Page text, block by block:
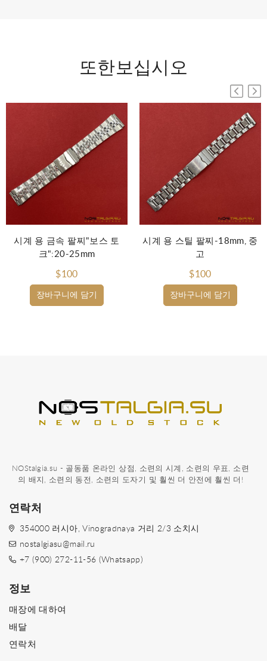
또한보십시오
장바구니에 담기
시계 용 금속 팔찌"보스 토
크":20-25mm
$100
장바구니에 담기
시계 용 스틸 팔찌-18mm, 중
고
$100
NOStalgia.su - 골동품 온라인 상점, 소련의 시계, 소련의 우표, 소련
의 배지, 소련의 동전, 소련의 도자기 및 훨씬 더 안전에 훨씬 더!
연락처
354000 러시아, Vinogradnaya 거리 2/3 소치시
nostalgiasu@mail.ru
+7 (900) 272-11-56 (Whatsapp)
정보
매장에 대하여
배달
연락처